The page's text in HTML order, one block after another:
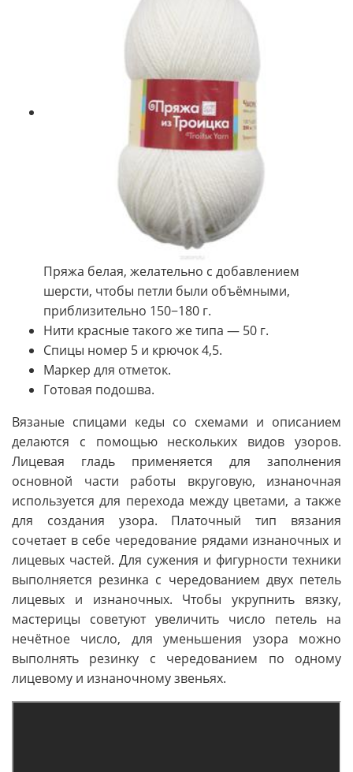
Пряжа белая, желательно с добавлением
шерсти, чтобы петли были объёмными,
приблизительно 150−180 г.
Нити красные такого же типа — 50 г.
Спицы номер 5 и крючок 4,5.
Маркер для отметок.
Готовая подошва.
Вязаные спицами кеды со схемами и описанием
делаются с помощью нескольких видов узоров.
Лицевая гладь применяется для заполнения
основной части работы вкруговую, изнаночная
используется для перехода между цветами, а также
для создания узора. Платочный тип вязания
сочетает в себе чередование рядами изнаночных и
лицевых частей. Для сужения и фигурности техники
выполняется резинка с чередованием двух петель
лицевых и изнаночных. Чтобы укрупнить вязку,
мастерицы советуют увеличить число петель на
нечётное число, для уменьшения узора можно
выполнять резинку с чередованием по одному
лицевому и изнаночному звеньях.